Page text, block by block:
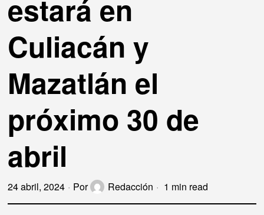
estará en
Culiacán y
Mazatlán el
próximo 30 de
abril
24 abril, 2024 Por Redacción 1 min read